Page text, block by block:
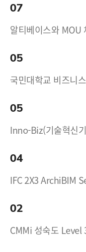
07
알티베이스와 MOU
05
국민대학교 비즈니
05
Inno-Biz(기술혁신
04
IFC 2X3 ArchiBIM
02
CMMi 성숙도 Level